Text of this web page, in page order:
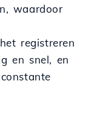
waardoor
registreren
en snel, en